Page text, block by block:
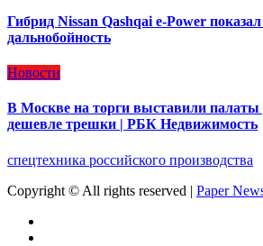
Гибрид Nissan Qashqai e-Power
дальнобойность
Новости
В Москве на торги выставили палаты
дешевле трешки | РБК Недвижимость
спецтехника российского производства
Copyright © All rights reserved | Paper